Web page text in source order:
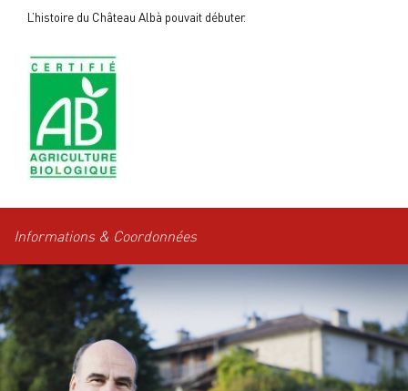
L’histoire du Château Albà pouvait débuter.
Informations & Coordonnées